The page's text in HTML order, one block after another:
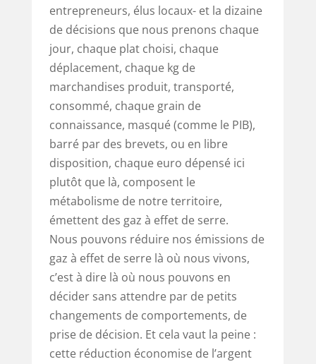
entrepreneurs, élus locaux- et la dizaine
de décisions que nous prenons chaque
jour, chaque plat choisi, chaque
déplacement, chaque kg de
marchandises produit, transporté,
consommé, chaque grain de
connaissance, masqué (comme le PIB),
barré par des brevets, ou en libre
disposition, chaque euro dépensé ici
plutôt que là, composent le
métabolisme de notre territoire,
émettent des gaz à effet de serre.
Nous pouvons réduire nos émissions de
gaz à effet de serre là où nous vivons,
c’est à dire là où nous pouvons en
décider sans attendre par de petits
changements de comportements, de
prise de décision. Et cela vaut la peine :
cette réduction économise de l’argent